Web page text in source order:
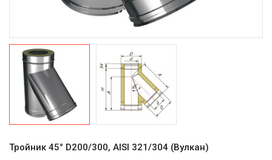
Тройник 45° D200/300, AISI 321/304 (Вулкан)